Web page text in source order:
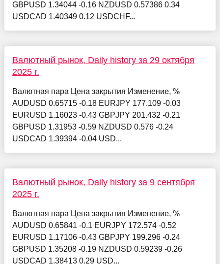
GBPUSD 1.34044 -0.16 NZDUSD 0.57386 0.34
USDCAD 1.40349 0.12 USDCHF...
Валютный рынок, Daily history за 29 октября
2025 г.
Валютная пара Цена закрытия Изменение, %
AUDUSD 0.65715 -0.18 EURJPY 177.109 -0.03
EURUSD 1.16023 -0.43 GBPJPY 201.432 -0.21
GBPUSD 1.31953 -0.59 NZDUSD 0.576 -0.24
USDCAD 1.39394 -0.04 USD...
Валютный рынок, Daily history за 9 сентября
2025 г.
Валютная пара Цена закрытия Изменение, %
AUDUSD 0.65841 -0.1 EURJPY 172.574 -0.52
EURUSD 1.17106 -0.43 GBPJPY 199.296 -0.24
GBPUSD 1.35208 -0.19 NZDUSD 0.59239 -0.26
USDCAD 1.38413 0.29 USD...